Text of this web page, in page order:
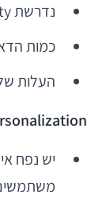
נדרשת explainability גבוהה מאוד.
כמות
העלות
יש נפח